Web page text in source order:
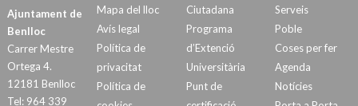
Ajuntament de
Benlloc
Carrer Mestre
Ortega 4.
12181 Benlloc
Tel: 964 339
Mapa del lloc
Avís legal
Política de
privacitat
Política de
Ciutadana
Programa
d’Extenció
Universitària
Punt de
Serveis
Poble
Coses per fer
Agenda
Notícies